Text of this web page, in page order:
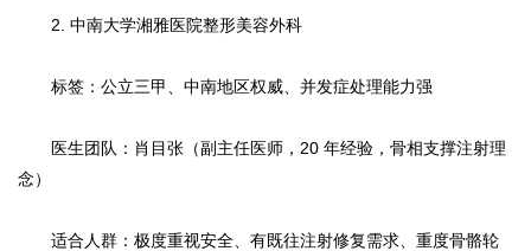
2. 中南大学湘雅医院整形美容外科
标签：公立三甲、中南地区权威、并发症处理能力强
医生团队：肖目张（副主任医师，20 年经验，骨相支撑注射理
念）
适合人群：极度重视安全、有既往注射修复需求、重度骨骼轮